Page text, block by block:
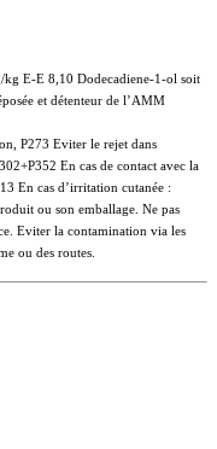
E-E 8,10 Dodecadiene-1-ol soit
et détenteur de l’AMM
P273 Eviter le rejet dans
En cas de contact avec la
En cas d’irritation cutanée :
ou son emballage. Ne pas
Eviter la contamination via les
ou des routes.